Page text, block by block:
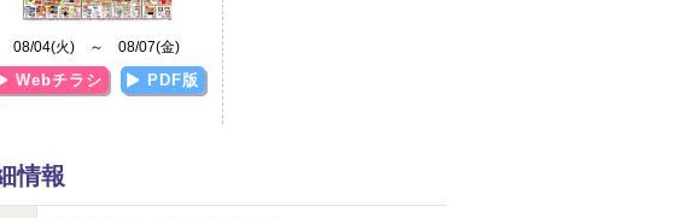
08/04(火) ～ 08/07(金)
Webチラシ PDF版
情報